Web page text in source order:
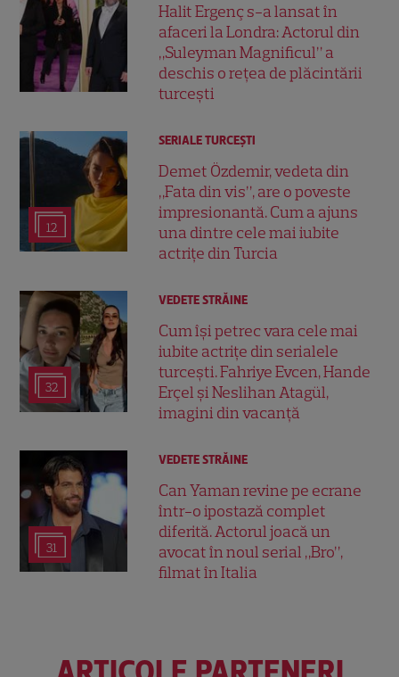
Halit Ergenç s-a lansat în
afaceri la Londra: Actorul din
„Suleyman Magnificul” a
deschis o rețea de plăcintării
turcești
12
SERIALE TURCEŞTI
Demet Özdemir, vedeta din
„Fata din vis”, are o poveste
impresionantă. Cum a ajuns
una dintre cele mai iubite
actrițe din Turcia
32
VEDETE STRĂINE
Cum își petrec vara cele mai
iubite actrițe din serialele
turcești. Fahriye Evcen, Hande
Erçel și Neslihan Atagül,
imagini din vacanță
31
VEDETE STRĂINE
Can Yaman revine pe ecrane
într-o ipostază complet
diferită. Actorul joacă un
avocat în noul serial „Bro”,
filmat în Italia